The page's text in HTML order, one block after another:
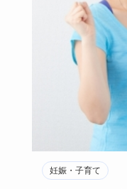
妊娠・子育て